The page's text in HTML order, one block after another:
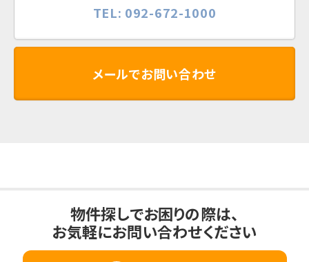
TEL: 092-672-1000
メールでお問い合わせ
物件探しでお困りの際は、
お気軽にお問い合わせください